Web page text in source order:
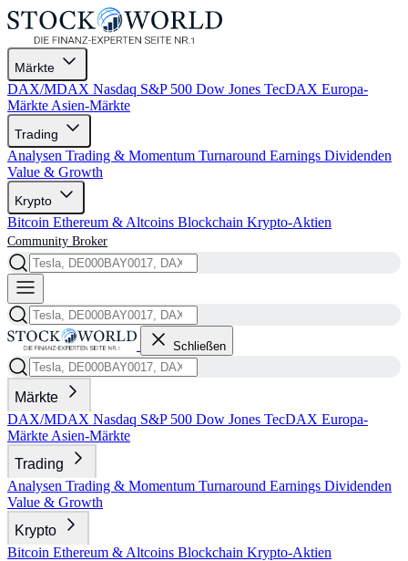
Märkte
DAX/MDAX Nasdaq S&P 500 Dow Jones TecDAX Europa-
Märkte Asien-Märkte
Trading
Analysen Trading & Momentum Turnaround Earnings Dividenden
Value & Growth
Krypto
Bitcoin Ethereum & Altcoins Blockchain Krypto-Aktien
Community Broker
Schließen
Märkte
DAX/MDAX Nasdaq S&P 500 Dow Jones TecDAX Europa-
Märkte Asien-Märkte
Trading
Analysen Trading & Momentum Turnaround Earnings Dividenden
Value & Growth
Krypto
Bitcoin Ethereum & Altcoins Blockchain Krypto-Aktien